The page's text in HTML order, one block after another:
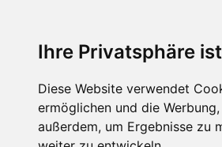
Ihre Privatsphäre
Diese Website verwendet
ermöglichen und die
außerdem, um Ergebnisse zu